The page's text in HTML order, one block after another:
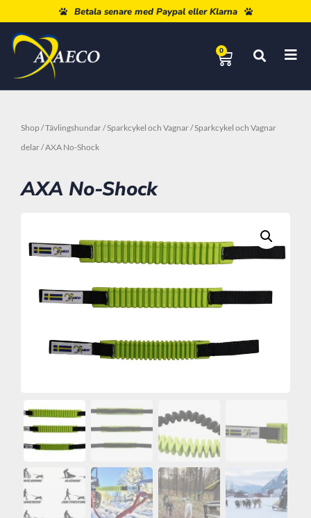
Betala senare med Paypal eller Klarna
0
Shop /Tävlingshundar/Sparkcykel och Vagnar/Sparkcykel och Vagnar
delar/ AXA No-Shock
AXA No-Shock